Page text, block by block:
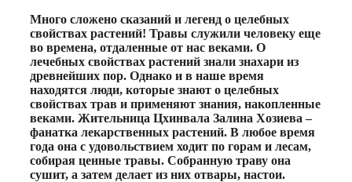
Много сложено сказаний и легенд о целебных
свойствах растений! Травы служили человеку еще
во времена, отдаленные от нас веками. О
лечебных свойствах растений знали знахари из
древнейших пор. Однако и в наше время
находятся люди, которые знают о целебных
свойствах трав и применяют знания, накопленные
веками. Жительница Цхинвала Залина Хозиева –
фанатка лекарственных растений. В любое время
года она с удовольствием ходит по горам и лесам,
собирая ценные травы. Собранную траву она
сушит, а затем делает из них отвары, настои.